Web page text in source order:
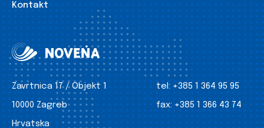
Kontakt
Zavrtnica 17 / Objekt 1
10000 Zagreb
Hrvatska
tel: +385 1 364 95 95
fax: +385 1 366 43 74